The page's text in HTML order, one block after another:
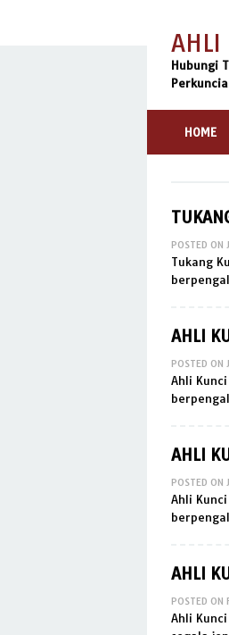
contentAHLI
Hubungi
HOME
POSTED ON
Tukang
AHLI
POSTED ON
Ahli
AHLI
POSTED ON
Ahli
AHLI
POSTED ON
Ahli